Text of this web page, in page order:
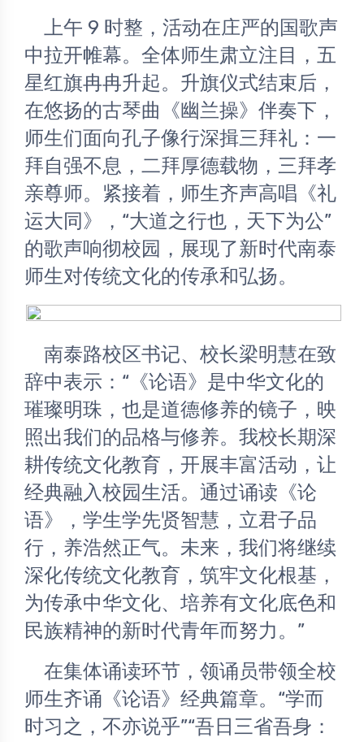
中拉开帷幕。全体师生肃立注目，五
星红旗冉冉升起。升旗仪式结束后，
在悠扬的古琴曲《幽兰操》伴奏下，
师生们面向孔子像行深揖三拜礼：一
拜自强不息，二拜厚德载物，三拜孝
亲尊师。紧接着，师生齐声高唱《礼
运大同》，“大道之行也，天下为公”
的歌声响彻校园，展现了新时代南泰
师生对传统文化的传承和弘扬。
辞中表示：“《论语》是中华文化的
璀璨明珠，也是道德修养的镜子，映
照出我们的品格与修养。我校长期深
耕传统文化教育，开展丰富活动，让
经典融入校园生活。通过诵读《论
语》，学生学先贤智慧，立君子品
行，养浩然正气。未来，我们将继续
深化传统文化教育，筑牢文化根基，
为传承中华文化、培养有文化底色和
民族精神的新时代青年而努力。”
师生齐诵《论语》经典篇章。“学而
时习之，不亦说乎”“吾日三省吾身：